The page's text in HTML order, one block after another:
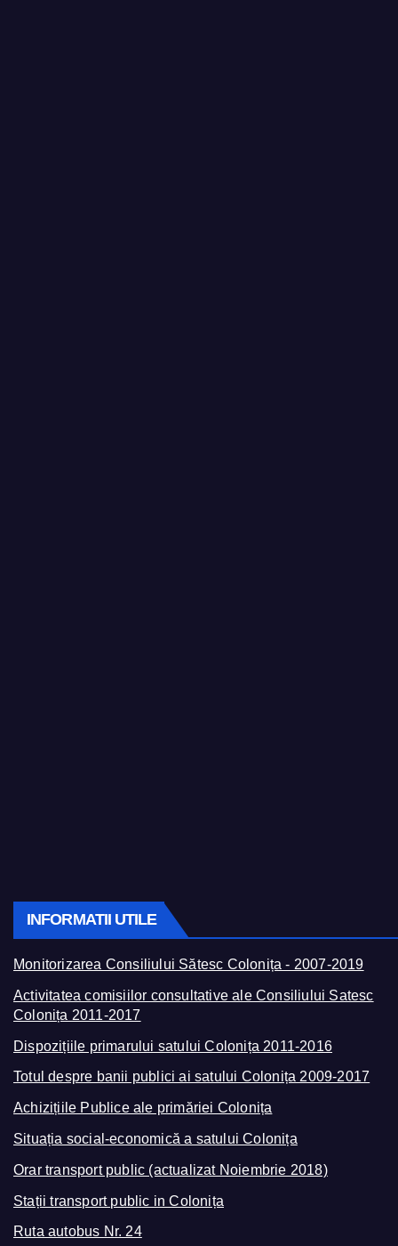
INFORMATII UTILE
Monitorizarea Consiliului Sătesc Colonița - 2007-2019
Activitatea comisiilor consultative ale Consiliului Satesc
Colonița 2011-2017
Dispozițiile primarului satului Colonița 2011-2016
Totul despre banii publici ai satului Colonița 2009-2017
Achizițiile Publice ale primăriei Colonița
Situația social-economică a satului Colonița
Orar transport public (actualizat Noiembrie 2018)
Stații transport public in Colonița
Ruta autobus Nr. 24